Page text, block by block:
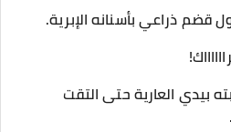
ذراعي بأسنانه الإبرية.
بيدي العارية حتى التقت